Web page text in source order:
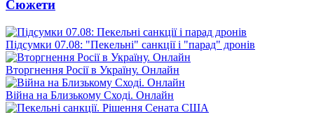
Сюжети
Підсумки 07.08: "Пекельні" санкції і "парад" дронів
Вторгнення Росії в Україну. Онлайн
Війна на Близькому Сході. Онлайн